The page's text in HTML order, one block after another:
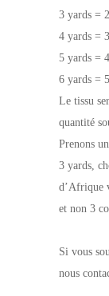
3 yards =
4 yards =
5 yards =
6 yards =
Le tissu
quantité
Prenons
3 yards,
d’Afrique
et non 3
Si vous
nous